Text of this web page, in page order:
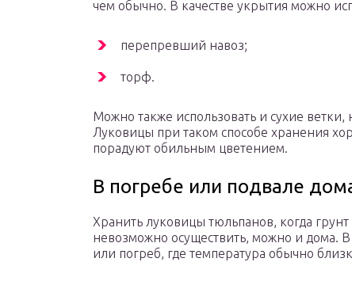
чем обычно. В качестве укрытия можно
перепревший навоз;
торф.
Можно также использовать и сухие ветки,
Луковицы при таком способе хранения
порадуют обильным цветением.
В погребе или подвале
Хранить луковицы тюльпанов, когда
невозможно осуществить, можно и дома.
или погреб, где температура обычно